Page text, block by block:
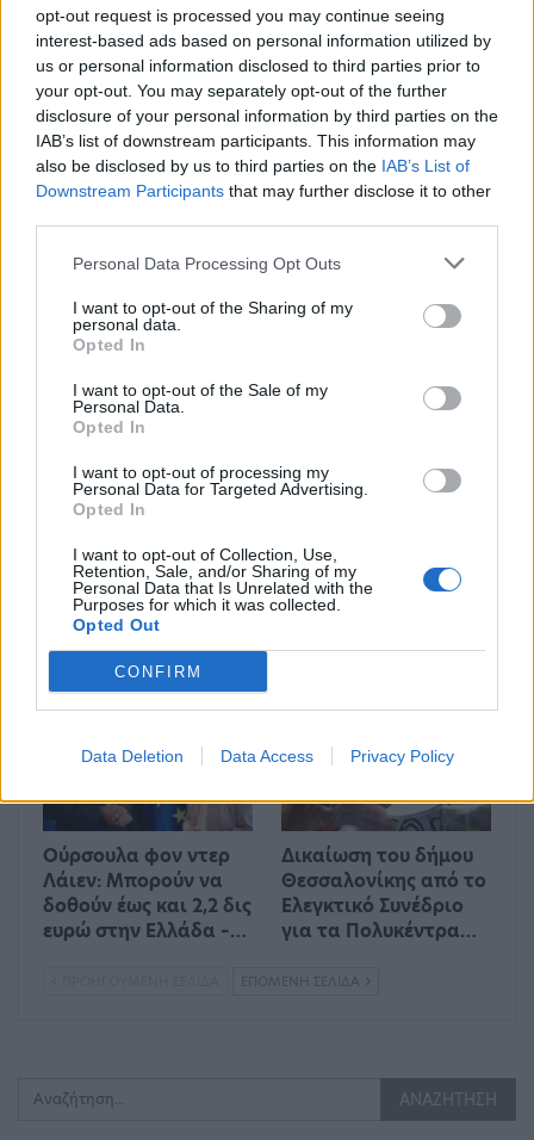
opt-out request is processed you may continue seeing
interest-based ads based on personal information utilized by
us or personal information disclosed to third parties prior to
your opt-out. You may separately opt-out of the further
disclosure of your personal information by third parties on the
IAB’s list of downstream participants. This information may
also be disclosed by us to third parties on the IAB’s List of
Downstream Participants that may further disclose it to other
Personal Data Processing Opt Outs
I want to opt-out of the Sharing of my
personal data.
Opted In
I want to opt-out of the Sale of my
Personal Data.
Opted In
I want to opt-out of processing my
Personal Data for Targeted Advertising.
Opted In
I want to opt-out of Collection, Use,
Retention, Sale, and/or Sharing of my
Personal Data that Is Unrelated with the
Purposes for which it was collected.
Opted Out
CONFIRM
Data Deletion Data Access Privacy Policy
Αλβανία ΕΜΑΚ έντι ράμα Σεισμός
ΠΡΟΗΓΟΎΜΕΝΟ ΆΡΘΡΟ
Πρόεδρος της Βουλής της
με την Τουρκία»
ΕΠΌΜΕΝΟ ΆΡΘΡΟ
Η απάντηση της Γκρέτα
Τραμπ
ΕΛΛΆΔΑ
Στο 11,2% μειώθηκε η
ανεργία το β’ τρίμηνο
εφέτος
Απεργία ΠΝΟ –
πλοία στα λιμάνια
ΟΙΚΟΝΟΜΊΑ
Ούρσουλα φον ντερ
Λάιεν: Μπορούν να
δοθούν έως και 2,2 δις
ευρώ στην Ελλάδα –…
Δικαίωση του δήμου
Θεσσαλονίκης από το
Ελεγκτικό Συνέδριο
για τα Πολυκέντρα…
ΕΠΌΜΕΝΗ ΣΕΛΊΔΑ